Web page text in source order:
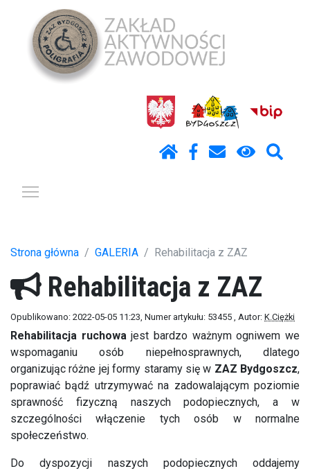
Strona główna GALERIA Rehabilitacja z ZAZ
Rehabilitacja z ZAZ
Opublikowano: 2022-05-05 11:23, Numer artykułu: 53455 , Autor: K.Ciężki
Rehabilitacja ruchowajest bardzo ważnym ogniwem we
wspomaganiu osób niepełnosprawnych, dlatego
organizując różne jej formy staramy się w ZAZ Bydgoszcz,
poprawiać bądź utrzymywać na zadowalającym poziomie
sprawność fizyczną naszych podopiecznych, a w
szczególności włączenie tych osób w normalne
społeczeństwo.
Do dyspozycji naszych podopiecznych oddajemy